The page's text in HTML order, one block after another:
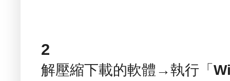
2
解壓縮下載的軟體→執行「